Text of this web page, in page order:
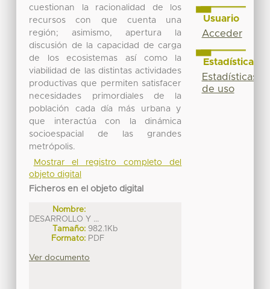
cuestionan la racionalidad de los
recursos con que cuenta una
región; asimismo, apertura la
discusión de la capacidad de carga
de los ecosistemas así como la
viabilidad de las distintas actividades
productivas que permiten satisfacer
necesidades primordiales de la
población cada día más urbana y
que interactúa con la dinámica
socioespacial de las grandes
metrópolis.
Mostrar el registro completo del
objeto digital
Ficheros en el objeto digital
Nombre:
DESARROLLO Y ...
Tamaño: 982.1Kb
Formato: PDF
Ver documento
Usuario
Acceder
Estadísticas
Estadísticas
de uso